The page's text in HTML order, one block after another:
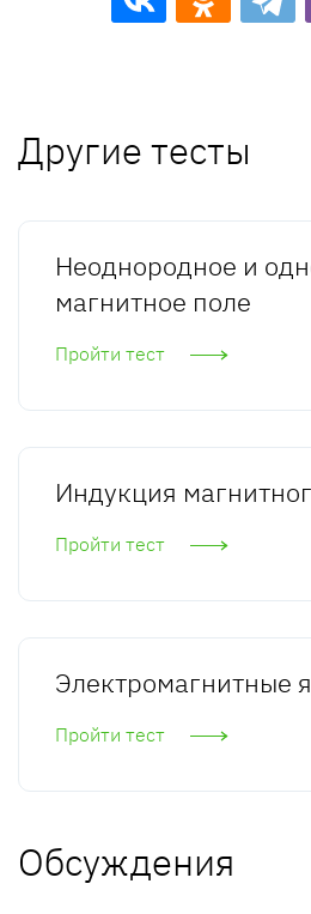
Другие тесты
Неоднородное и
магнитное поле
Пройти тест
Индукция
Пройти тест
Электромагнитные
Пройти тест
Обсуждения